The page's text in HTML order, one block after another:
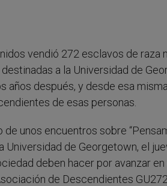
vendió 272 esclavos de raza
a la Universidad de
años después, y desde esa
de esas personas.
unos encuentros sobre
Universidad de Georgetown, el
deben hacer por avanzar
de Descendientes